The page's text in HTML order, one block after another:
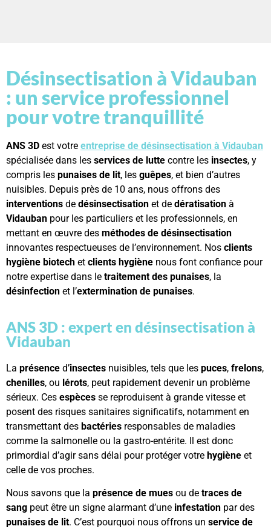
Désinsectisation à Vidauban
: un service professionnel
pour votre tranquillité
ANS 3D est votre entreprise de désinsectisation à Vidauban
spécialisée dans les services de lutte contre les insectes, y
compris les punaises de lit, les guêpes, et bien d’autres
nuisibles. Depuis près de 10 ans, nous offrons des
interventions de désinsectisation et de dératisation à
Vidauban pour les particuliers et les professionnels, en
mettant en œuvre des méthodes de désinsectisation
innovantes respectueuses de l’environnement. Nos clients
hygiène biotech et clients hygiène nous font confiance pour
notre expertise dans le traitement des punaises, la
désinfection et l’extermination de punaises.
ANS 3D : expert en désinsectisation à
Vidauban
La présence d’insectes nuisibles, tels que les puces, frelons,
chenilles, ou lérots, peut rapidement devenir un problème
sérieux. Ces espèces se reproduisent à grande vitesse et
posent des risques sanitaires significatifs, notamment en
transmettant des bactéries responsables de maladies
comme la salmonelle ou la gastro-entérite. Il est donc
primordial d’agir sans délai pour protéger votre hygiène et
celle de vos proches.
Nous savons que la présence de mues ou de traces de
sang peut être un signe alarmant d’une infestation par des
punaises de lit. C’est pourquoi nous offrons un service de